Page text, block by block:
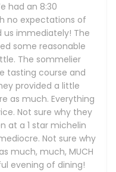
had an 8:30
no expectations of
us immediately! The
some reasonable
The sommelier
tasting course and
provided a little
as much. Everything
Not sure why they
at a 1 star michelin
Not sure why
much, much, MUCH
evening of dining!